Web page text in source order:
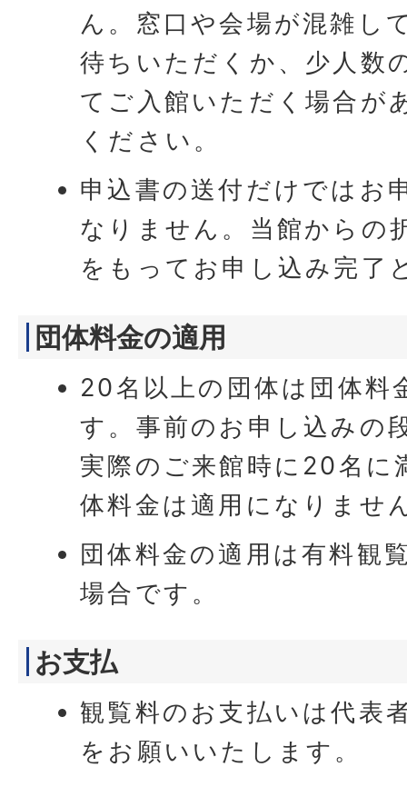
ん。窓口や会場が混雑し
待ちいただくか、少人数
てご入館いただく場合が
ください。
申込書の送付だけではお
なりません。当館からの
をもってお申し込み完了
団体料金の適用
20名以上の団体は団体料
す。事前のお申し込みの
実際のご来館時に20名に
体料金は適用になりませ
団体料金の適用は有料観
場合です。
お支払
観覧料のお支払いは代表
をお願いいたします。